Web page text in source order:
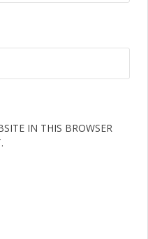
IN THIS BROWSER